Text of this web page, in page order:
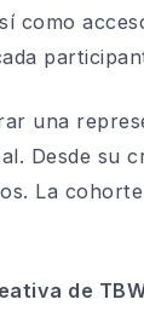
como
una
Desde su
La
de